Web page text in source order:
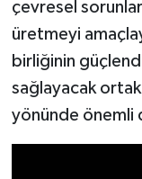
çevresel
üretmeyi
birliğinin
sağlayacak ortak
yönünde önemli